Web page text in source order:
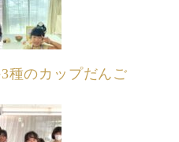
種のカップだんご